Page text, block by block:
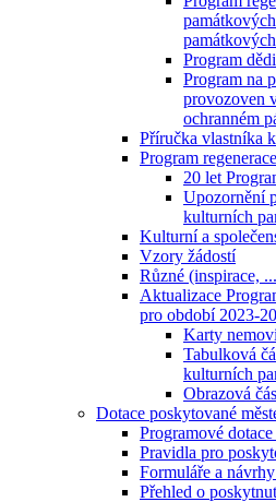
Program
Program na
provozoven
ochranném
Příručka vlastníka
Program
20 let
Upozornění
kulturních
Kulturní a
Vzory žádostí
Různé (inspirace,
Aktualizace
pro období 2023-
Karty
Tabulková
kulturních
Obrazová
Dotace poskytované
Programové
Pravidla pro
Formuláře a
Přehled o